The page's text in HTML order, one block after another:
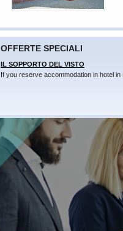
OFFERTE SPECIALI
IL SOPPORTO DEL VISTO
If you reserve accommodation in hotel